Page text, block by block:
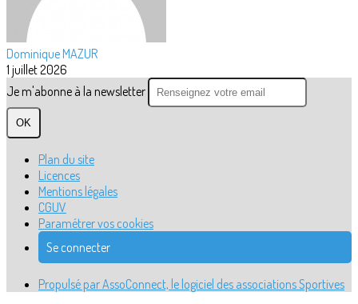
Dominique MAZUR
1 juillet 2026
Je m'abonne à la newsletter
OK
Plan du site
Licences
Mentions légales
CGUV
Paramétrer vos cookies
Se connecter
Propulsé par AssoConnect, le logiciel des associations Sportives